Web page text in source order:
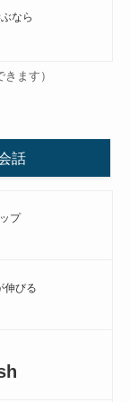
なら
ます）
話
プ
伸びる